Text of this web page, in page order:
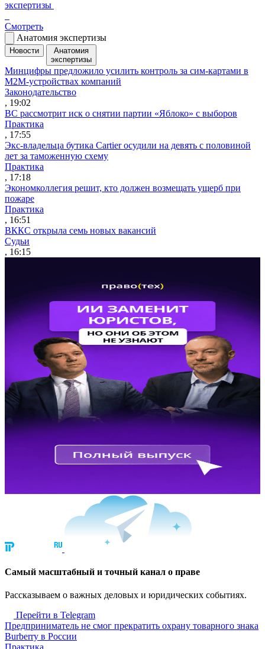
экспертизы
Смотреть
Анатомия экспертизы
Новости
Анатомия
экспертизы
Минцифры предложило усилить контроль за сим-картами в
M2M-устройствах компаний
Законодательство
, 19:02
ВС рассмотрит иск о снятии партии «Яблоко» с выборов
Практика
, 17:55
Экс-владельца бутика Cartier осудили на девять с половиной
лет за таможенную схему
Практика
, 17:18
Экономколлегия решит, кто должен возмещать ущерб при
пожаре
Практика
, 16:51
ВККС открыла семь новых вакансий
Судьи
, 16:15
Cамый масштабный и точный канал о праве
Рассказываем о важных деловых и юридических событиях.
Перейти в Telegram
Предприниматель не смог прекратить охрану товарного знака
Burberry в России